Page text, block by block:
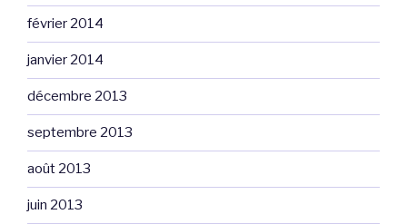
février 2014
janvier 2014
décembre 2013
septembre 2013
août 2013
juin 2013